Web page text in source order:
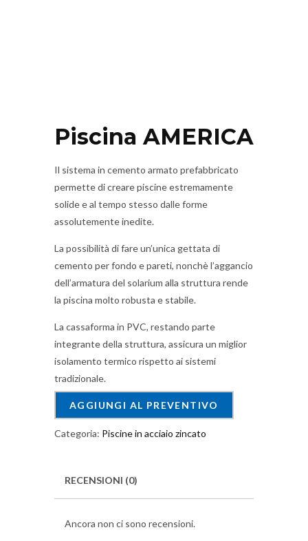
Piscina AMERICA
Il sistema in cemento armato prefabbricato
permette di creare piscine estremamente
solide e al tempo stesso dalle forme
assolutemente inedite.
La possibilità di fare un’unica gettata di
cemento per fondo e pareti, nonchè l’aggancio
dell’armatura del solarium alla struttura rende
la piscina molto robusta e stabile.
La cassaforma in PVC, restando parte
integrante della struttura, assicura un miglior
isolamento termico rispetto ai sistemi
tradizionale.
AGGIUNGI AL PREVENTIVO
Categoria: Piscine in acciaio zincato
RECENSIONI (0)
Ancora non ci sono recensioni.